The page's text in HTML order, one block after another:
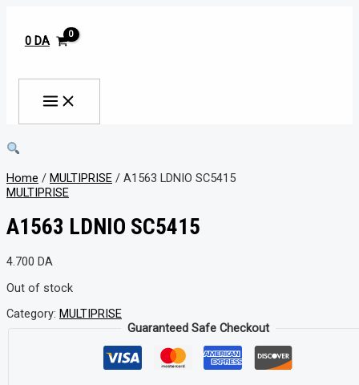
contenu
0 DA
Home / MULTIPRISE / A1563 LDNIO SC5415
MULTIPRISE
A1563 LDNIO SC5415
4.700 DA
Out of stock
Category: MULTIPRISE
Guaranteed Safe Checkout